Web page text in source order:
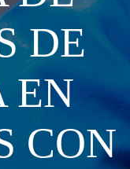
DE
EN
CON